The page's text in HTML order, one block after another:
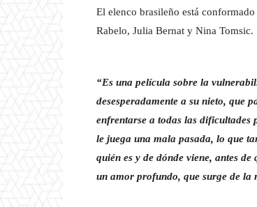
El elenco brasileño está
Rabelo, Julia Bernat y Nina Tomsic.
“Es una película sobre la
desesperadamente a su nieto, que
enfrentarse a todas las dificultades
le juega una mala pasada, lo que
quién es y de dónde viene, antes
un amor profundo, que surge de